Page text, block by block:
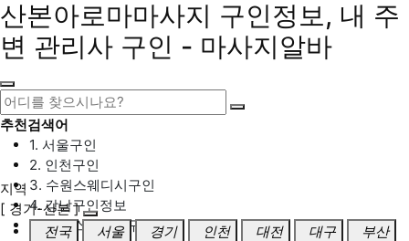
산본아로마마사지 구인정보, 내 주
변 관리사 구인 - 마사지알바
추천검색어
1. 서울구인
2. 인천구인
3. 수원스웨디시구인
4. 강남구인정보
5. 동탄스웨디시구인
지역
[ 경기-산본 ]
전국
서울 경기 인천 대전 대구
부산